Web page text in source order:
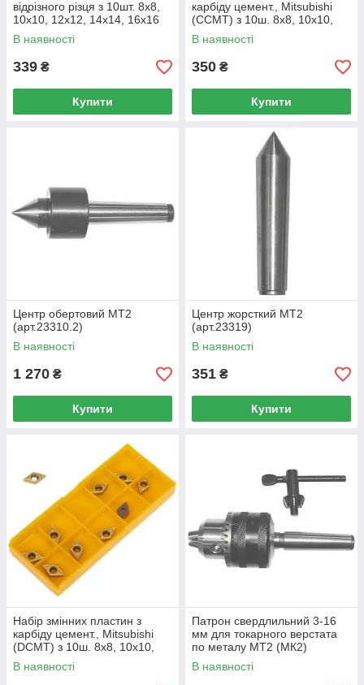
відрізного різця з 10шт. 8х8,
10х10, 12х12, 14х14, 16х16
(арт.23367СП)
В наявності
339 ₴
Купити
карбіду цемент., Mitsubishi
(CCMT) з 10ш. 8х8, 10х10,
12x12 (арт.23365СП)
В наявності
350 ₴
Купити
Центр обертовий МТ2
(арт.23310.2)
В наявності
1 270 ₴
Купити
Центр жорсткий МТ2
(арт.23319)
В наявності
351 ₴
Купити
Набір змінних пластин з
карбіду цемент., Mitsubishi
(DCMT) з 10ш. 8х8, 10х10,
12x12 (арт.23364СП)
В наявності
Патрон свердлильний 3-16
мм для токарного верстата
по металу MT2 (МК2)
(арт.23315.2)
В наявності